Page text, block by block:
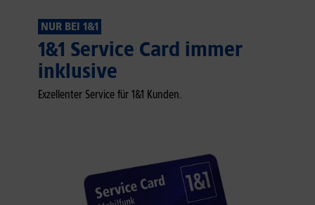
NUR BEI 1&1
1&1 Service Card immer
inklusive
Exzellenter Service für 1&1 Kunden.